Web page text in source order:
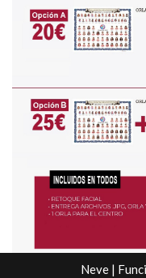
Neve|